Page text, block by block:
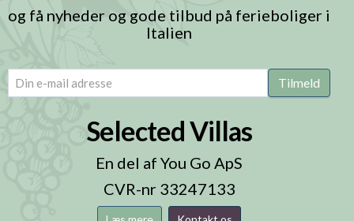
og få nyheder og gode tilbud på ferieboliger i
Italien
email (Påkrævet) Tilmeld
Selected Villas
En del af You Go ApS
CVR-nr 33247133